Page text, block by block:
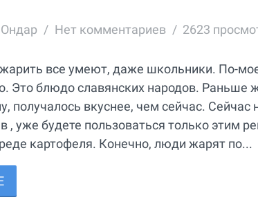
Нет комментариев 2623
все умеют, даже школьники. По-
Это блюдо славянских народов. Раньше
получалось вкуснее, чем сейчас.
, уже будете пользоваться только этим
картофеля. Конечно, люди жарят по...